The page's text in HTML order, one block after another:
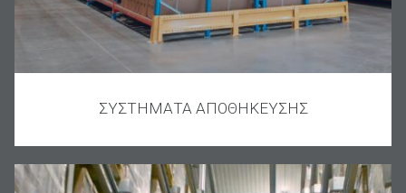
ΣΥΣΤΗΜΑΤΑ ΑΠΟΘΗΚΕΥΣΗΣ